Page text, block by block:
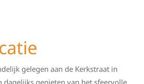
CBS Sjaloom
onze school
gelegen aan de Kerkstraat in